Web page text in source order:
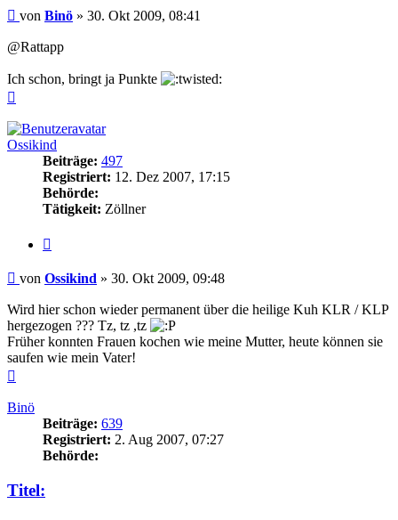
Beitrag
von Binö » 30. Okt 2009, 08:41
@Rattapp
Ich schon, bringt ja Punkte
Ossikind
Beiträge: 497
Registriert: 12. Dez 2007, 17:15
Behörde:
Tätigkeit: Zöllner
Beitrag
von Ossikind » 30. Okt 2009, 09:48
Wird hier schon wieder permanent über die heilige Kuh KLR / KLP
hergezogen ??? Tz, tz ,tz
Früher konnten Frauen kochen wie meine Mutter, heute können sie
saufen wie mein Vater!
Binö
Beiträge: 639
Registriert: 2. Aug 2007, 07:27
Behörde:
Titel: